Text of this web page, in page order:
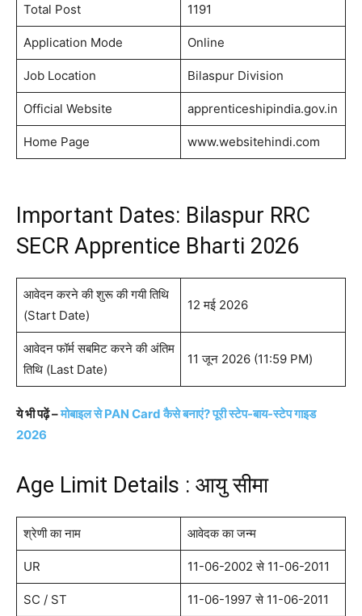
Total Post 1191
Application Mode Online
Job Location Bilaspur Division
Official Website apprenticeshipindia.gov.in
Home Page www.websitehindi.com
Important Dates: Bilaspur RRC
SECR Apprentice Bharti 2026
आवेदन करने की शुरू की गयी तिथि
(Start Date)
12 मई 2026
आवेदन फॉर्म सबमिट करने की अंतिम
तिथि (Last Date)
11 जून 2026 (11:59 PM)
ये भी पढ़ें –मोबाइल से PAN Card कैसे बनाएं? पूरी स्टेप-बाय-स्टेप गाइड
2026
Age Limit Details : आयु सीमा
श्रेणी का नाम आवेदक का जन्म
UR 11-06-2002 से 11-06-2011
SC / ST 11-06-1997 से 11-06-2011